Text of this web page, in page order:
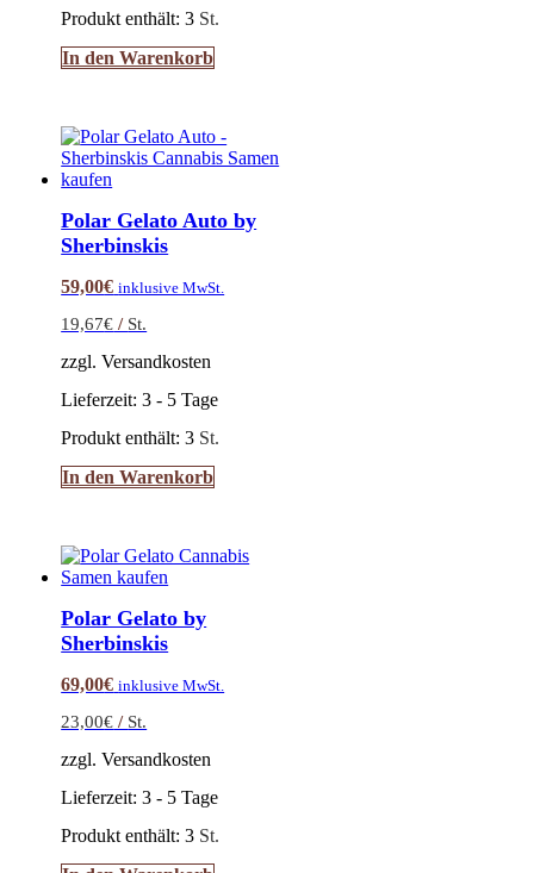
Produkt enthält: 3 St.
In den Warenkorb
Polar Gelato Auto by
Sherbinskis
59,00€ inklusive MwSt.
19,67€ / St.
zzgl. Versandkosten
Lieferzeit:3 - 5 Tage
Produkt enthält: 3 St.
In den Warenkorb
Polar Gelato by
Sherbinskis
69,00€ inklusive MwSt.
23,00€ / St.
zzgl. Versandkosten
Lieferzeit:3 - 5 Tage
Produkt enthält: 3 St.